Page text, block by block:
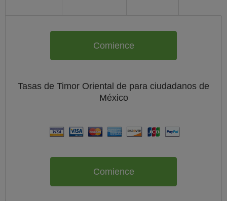
Comience
Tasas de Timor Oriental de para ciudadanos de
México
Comience